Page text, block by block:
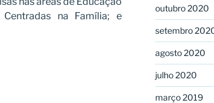
na Família; e
outubro 2020
setembro
agosto 2020
julho 2020
março 2019